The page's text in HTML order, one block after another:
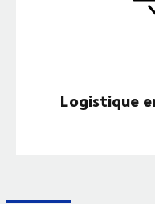
Logistique